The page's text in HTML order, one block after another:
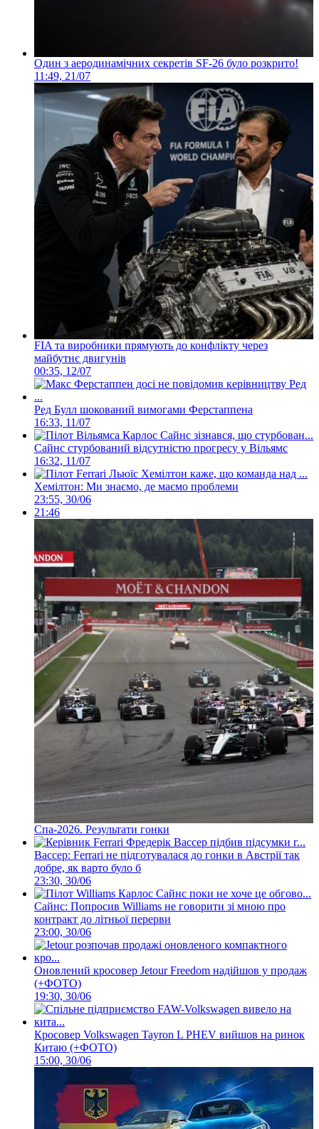
Один з аеродинамічних секретів SF-26 було розкрито!
11:49, 21/07
FIA та виробники прямують до конфлікту через
майбутнє двигунів
00:35, 12/07
Ред Булл шокований вимогами Ферстаппена
16:33, 11/07
Сайнс стурбований відсутністю прогресу у Вільямс
16:32, 11/07
Хемілтон: Ми знаємо, де маємо проблеми
23:55, 30/06
21:46
Спа-2026. Результати гонки
Вассер: Ferrari не підготувалася до гонки в Австрії так
добре, як варто було б
23:30, 30/06
Сайнс: Попросив Williams не говорити зі мною про
контракт до літньої перерви
23:00, 30/06
Оновлений кросовер Jetour Freedom надійшов у продаж
(+ФОТО)
19:30, 30/06
Кросовер Volkswagen Tayron L PHEV вийшов на ринок
Китаю (+ФОТО)
15:00, 30/06